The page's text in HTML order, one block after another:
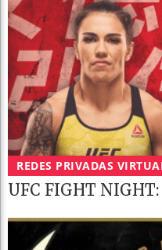
REDES PRIVADAS
UFC FIGHT